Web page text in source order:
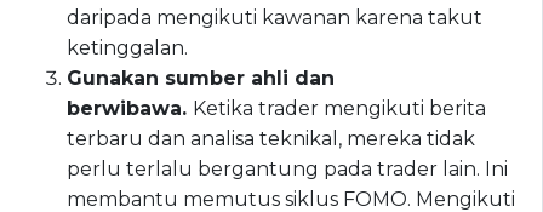
daripada mengikuti kawanan karena takut
ketinggalan.
Gunakan sumber ahli dan
berwibawa. Ketika trader mengikuti berita
terbaru dan analisa teknikal, mereka tidak
perlu terlalu bergantung pada trader lain. Ini
membantu memutus siklus FOMO. Mengikuti